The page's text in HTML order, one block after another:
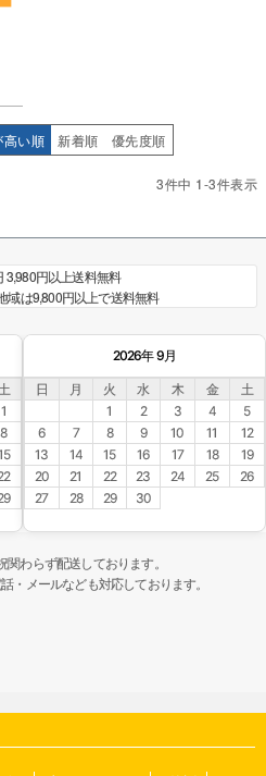
高い順 新着順 優先度順
3件中 1-3件表示
3,980円以上送料無料
域は9,800円以上で送料無料
土
1
8
2026年 9月
日 月 火 水 木 金
土
1
2 3 4
5
6
7 8 9 10 11
12
13
14 15 16 17 18
19
20
21 22 23 24 25
26
27
28 29 30
わらず配送しております。
・メールなども対応しております。